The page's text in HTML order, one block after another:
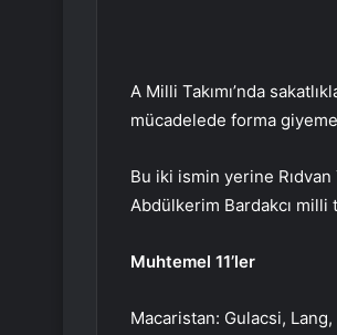
A Milli Takımı’nda
mücadelede forma
Bu iki ismin yerine
Abdülkerim Bardakcı milli
Muhtemel 11’ler
Macaristan: Gulacsi,